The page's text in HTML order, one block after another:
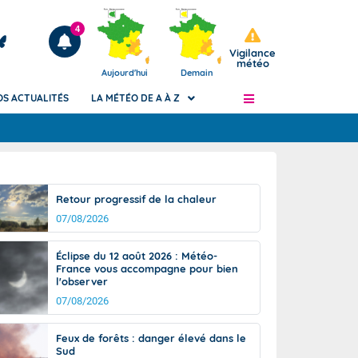
Articles
4
Aujourd'hui Demain
Vigilance
météo
de
Phénomènes dangereux de J+2 à J+7
Avertissement pluies intenses à l'échelle
des communes (Apic)
Bulletins Marine
Bulletins d'estimation du risque
d'avalanche
Météo des forêts
Vigicrues
ACTUALITÉS LA MÉTÉO DE A À Z
Retour progressif de la chaleur
07/08/2026
Éclipse du 12 août 2026 : Météo-
France vous accompagne pour bien
l'observer
07/08/2026
Feux de forêts : danger élevé dans le
Sud